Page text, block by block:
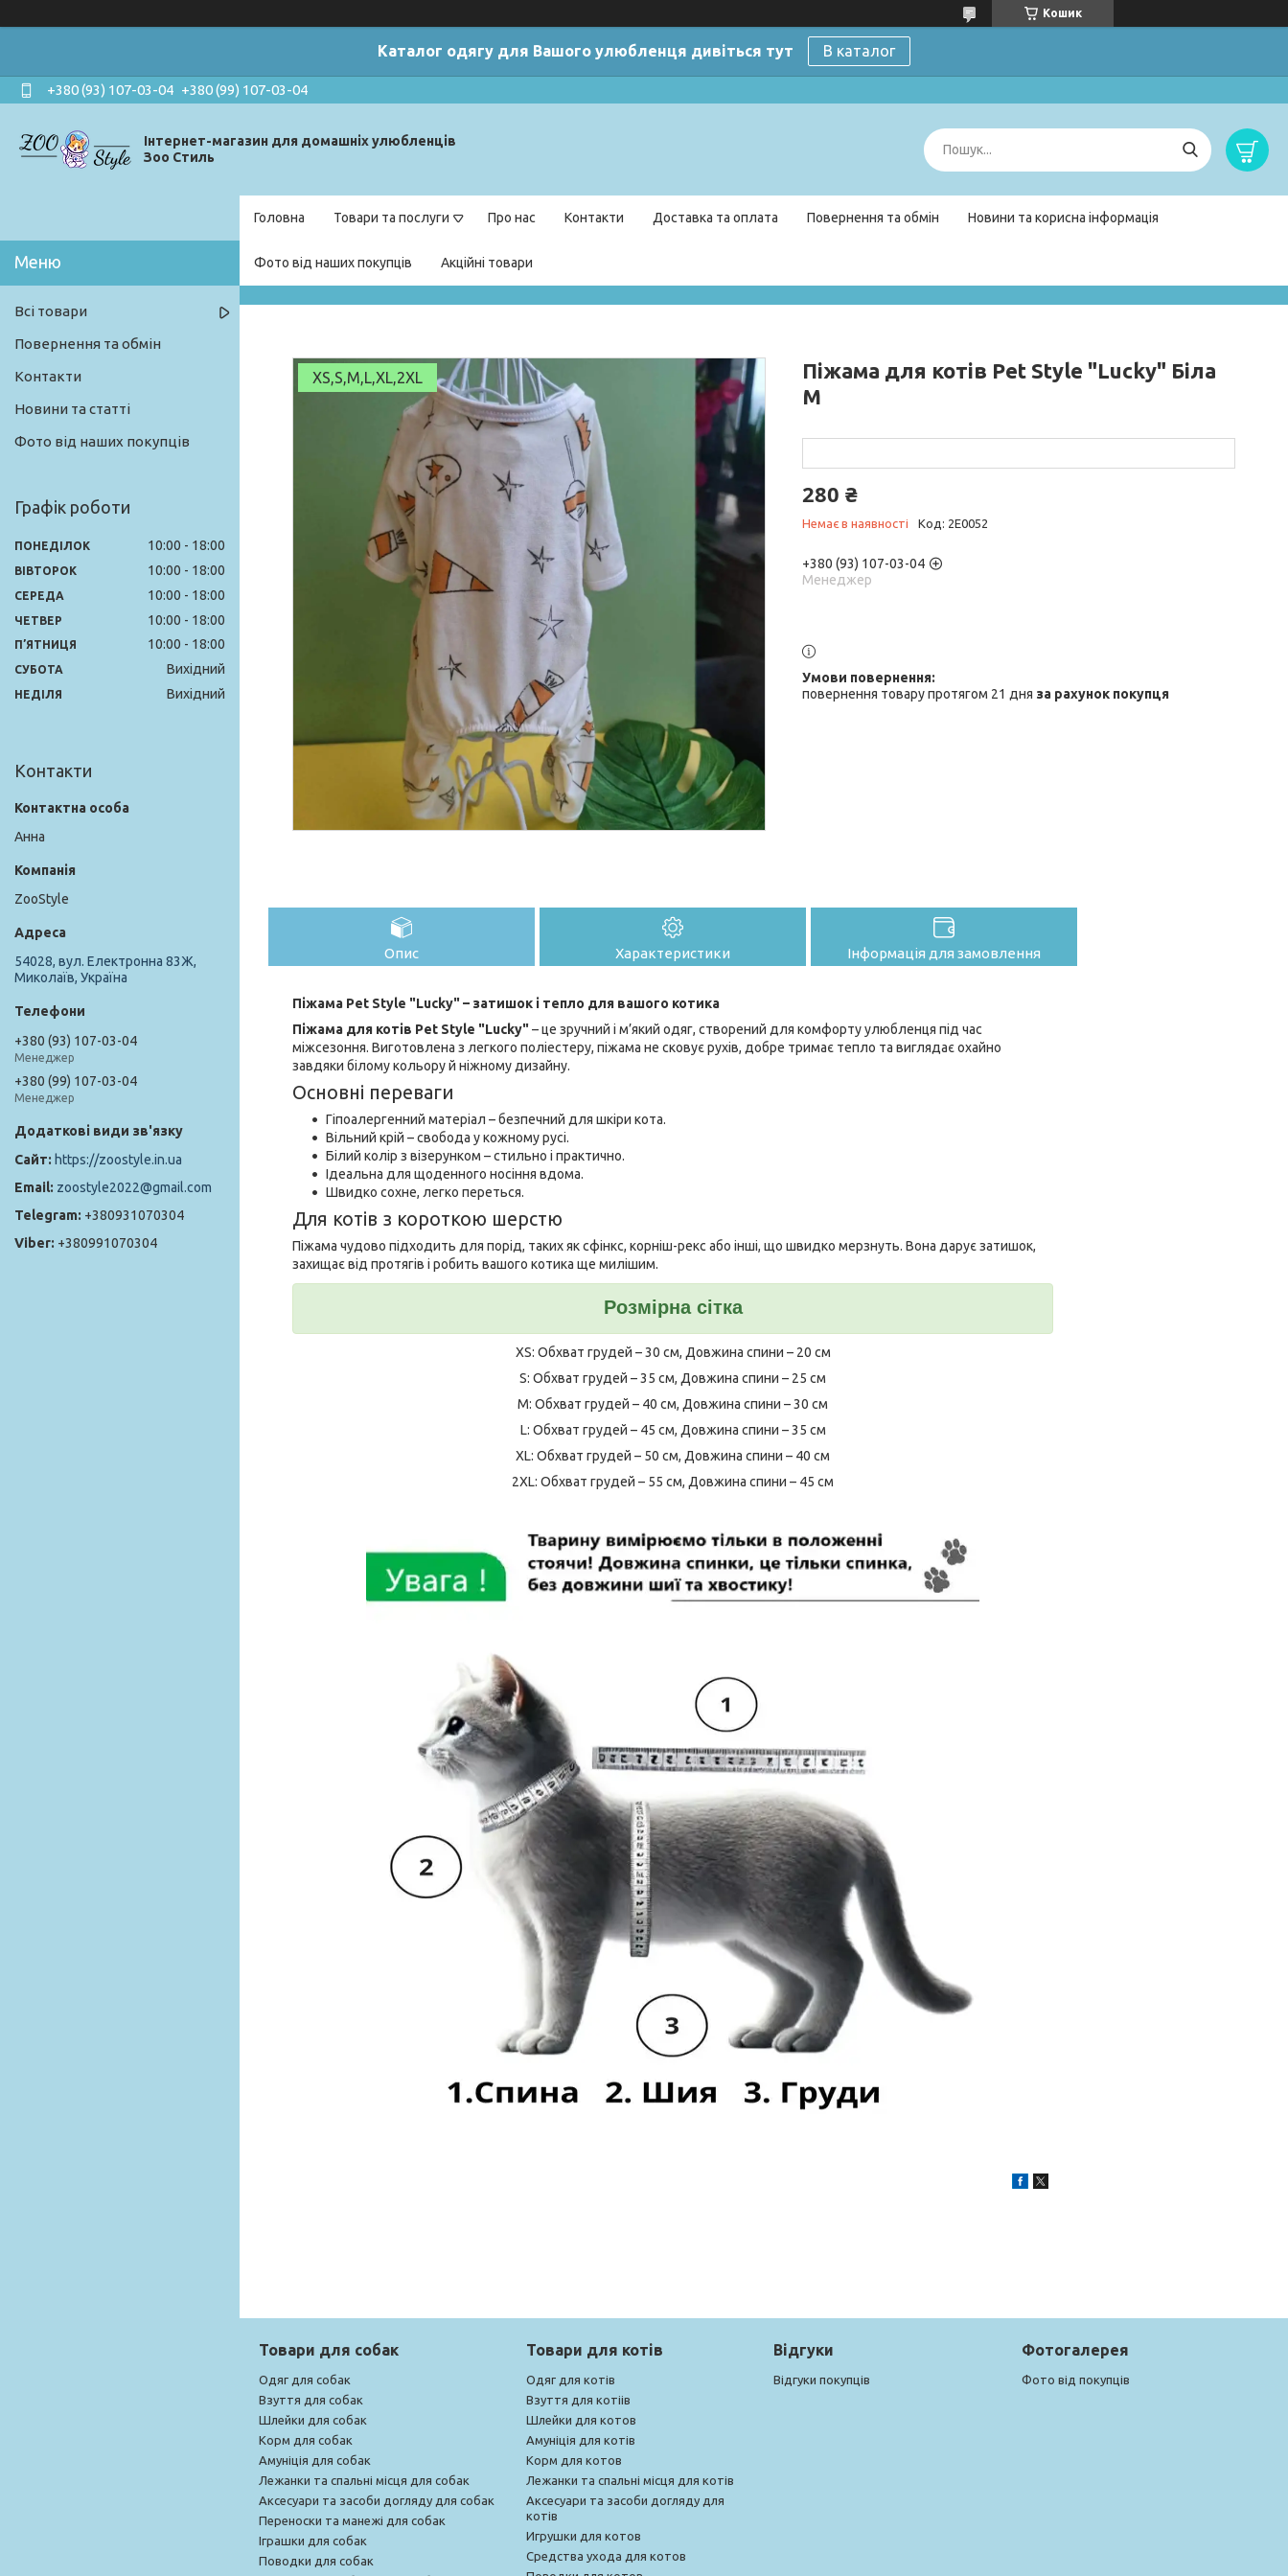
Кошик
Каталог одягу для Вашого улюбленця дивіться тут В каталог
+380 (93) 107-03-04 +380 (99) 107-03-04
Інтернет-магазин для домашніх улюбленців
Зоо Стиль
Головна Товари та послуги Про нас Контакти Доставка та оплата Повернення та обмін Новини та корисна інформація
Фото від наших покупців Акційні товари
XS,S,M,L,XL,2XL
Піжама для котів Pet Style "Lucky" Біла
M
280 ₴
Немає в наявності Код: 2E0052
+380 (93) 107-03-04
Менеджер
повернення товару протягом 21 дня за рахунок покупця
Опис Характеристики Інформація для замовлення
Піжама Pet Style "Lucky" – затишок і тепло для вашого котика
Піжама для котів Pet Style "Lucky"– це зручний і м’який одяг, створений для комфорту улюбленця під час
міжсезоння. Виготовлена з легкого поліестеру, піжама не сковує рухів, добре тримає тепло та виглядає охайно
завдяки білому кольору й ніжному дизайну.
Основні переваги
Гіпоалергенний матеріал – безпечний для шкіри кота.
Вільний крій – свобода у кожному русі.
Білий колір з візерунком – стильно і практично.
Ідеальна для щоденного носіння вдома.
Швидко сохне, легко переться.
Для котів з короткою шерстю
Піжама чудово підходить для порід, таких як сфінкс, корніш-рекс або інші, що швидко мерзнуть. Вона дарує затишок,
захищає від протягів і робить вашого котика ще милішим.
Розмірна сітка
XS: Обхват грудей – 30 см, Довжина спини – 20 см
S: Обхват грудей – 35 см, Довжина спини – 25 см
M: Обхват грудей – 40 см, Довжина спини – 30 см
L: Обхват грудей – 45 см, Довжина спини – 35 см
XL: Обхват грудей – 50 см, Довжина спини – 40 см
2XL: Обхват грудей – 55 см, Довжина спини – 45 см
Всі товари
Повернення та обмін
Контакти
Новини та статті
Фото від наших покупців
Графік роботи
ПОНЕДІЛОК 10:00 18:00
ВІВТОРОК 10:00 18:00
СЕРЕДА 10:00 18:00
ЧЕТВЕР 10:00 18:00
ПʼЯТНИЦЯ 10:00 18:00
СУБОТА Вихідний
НЕДІЛЯ Вихідний
Контакти
Анна
ZooStyle
54028, вул. Електронна 83Ж,
Миколаїв, Україна
+380 (93) 107-03-04
Менеджер
+380 (99) 107-03-04
Менеджер
https://zoostyle.in.ua
zoostyle2022@gmail.com
+380931070304
+380991070304
Товари для собак
Одяг для собак
Взуття для собак
Шлейки для собак
Корм для собак
Амуніція для собак
Лежанки та спальні місця для собак
Аксесуари та засоби догляду для собак
Переноски та манежі для собак
Іграшки для собак
Поводки для собак
Товари для котів
Одяг для котів
Взуття для котіів
Шлейки для котов
Амуніція для котів
Корм для котов
Лежанки та спальні місця для котів
Аксесуари та засоби догляду для
котів
Игрушки для котов
Средства ухода для котов
Відгуки
Відгуки покупців
Фотогалерея
Фото від покупців